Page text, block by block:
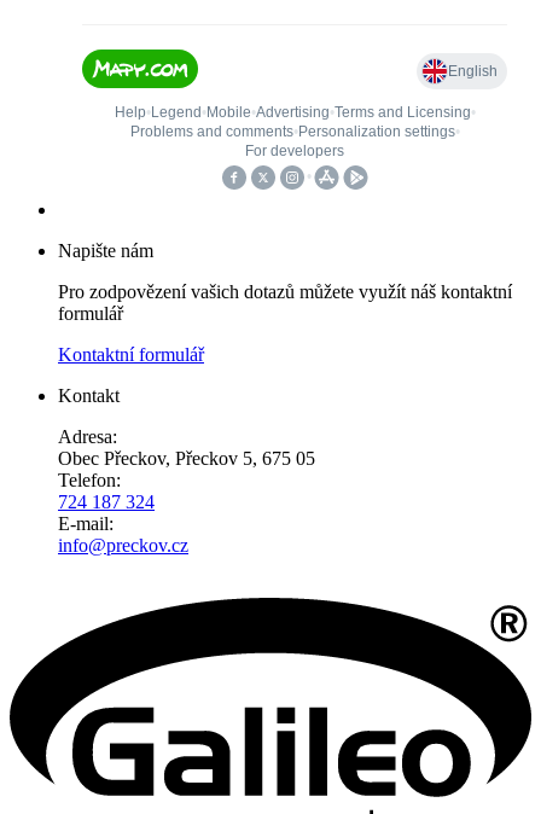
Napište nám
Pro zodpovězení vašich dotazů můžete využít náš kontaktní
formulář
Kontaktní formulář
Kontakt
Adresa:
Obec Přeckov, Přeckov 5, 675 05
Telefon:
724 187 324
E-mail:
info@preckov.cz